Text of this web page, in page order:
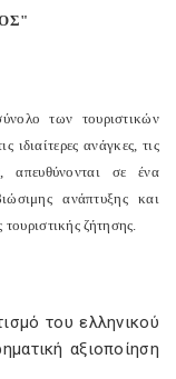
των τουριστικών
ιδιαίτερες ανάγκες, τις
απευθύνονται σε ένα
ανάπτυξης και
ζήτησης.
του ελληνικού
αξιοποίηση